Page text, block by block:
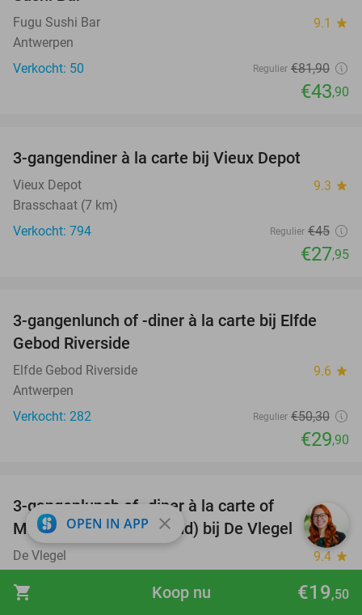
shopping_cart €19,50
Koop nu
Fugu Sushi Bar 9.1 star
Antwerpen
Verkocht: 50
Regulier €81,90
€43,90
3-gangendiner à la carte bij Vieux Depot
Vieux Depot 9.3 star
Brasschaat (7 km)
Verkocht: 794
Regulier €45
€27,95
41%
3-gangenlunch of -diner à la carte bij Elfde
Gebod Riverside
Elfde Gebod Riverside 9.6 star
Antwerpen
Verkocht: 282
Regulier €50,30
€29,90
40%
3-gangenlunch of -diner à la carte of
Moederdag-ontbijt(mand) bij De Vlegel
De Vlegel 9.4 star
Verkocht: 1.053
€43 ,35
OPEN IN APP close